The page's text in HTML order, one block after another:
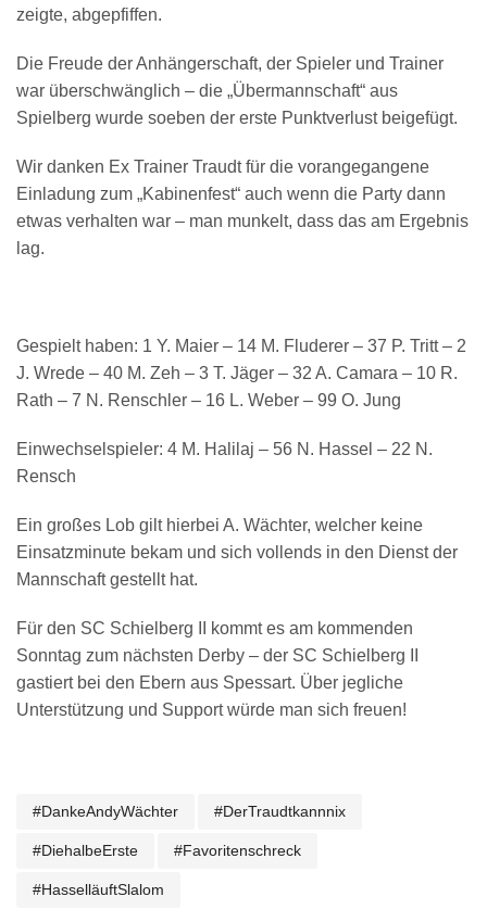
zeigte, abgepfiffen.
Die Freude der Anhängerschaft, der Spieler und Trainer
war überschwänglich – die „Übermannschaft“ aus
Spielberg wurde soeben der erste Punktverlust beigefügt.
Wir danken Ex Trainer Traudt für die vorangegangene
Einladung zum „Kabinenfest“ auch wenn die Party dann
etwas verhalten war – man munkelt, dass das am Ergebnis
lag.
Gespielt haben: 1 Y. Maier – 14 M. Fluderer – 37 P. Tritt – 2
J. Wrede – 40 M. Zeh – 3 T. Jäger – 32 A. Camara – 10 R.
Rath – 7 N. Renschler – 16 L. Weber – 99 O. Jung
Einwechselspieler: 4 M. Halilaj – 56 N. Hassel – 22 N.
Rensch
Ein großes Lob gilt hierbei A. Wächter, welcher keine
Einsatzminute bekam und sich vollends in den Dienst der
Mannschaft gestellt hat.
Für den SC Schielberg II kommt es am kommenden
Sonntag zum nächsten Derby – der SC Schielberg II
gastiert bei den Ebern aus Spessart. Über jegliche
Unterstützung und Support würde man sich freuen!
#dankeAndyWächter #derTraudtkannnix
#diehalbeErste #Favoritenschreck
#HasselläuftSlalom